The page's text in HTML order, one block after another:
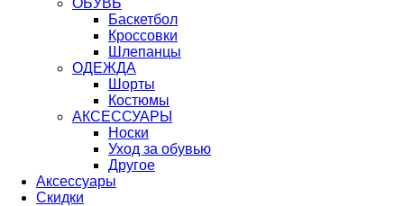
ОБУВЬ
Баскетбол
Кроссовки
Шлепанцы
ОДЕЖДА
Шорты
Костюмы
АКСЕССУАРЫ
Носки
Уход за обувью
Другое
Аксессуары
Скидки